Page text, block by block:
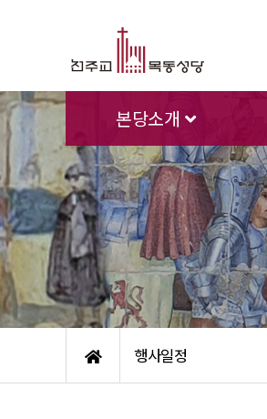
본당소개
행사일정